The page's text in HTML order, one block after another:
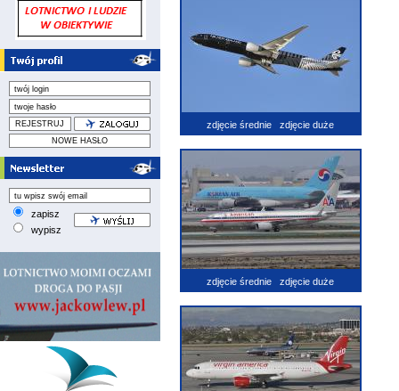
zapisz
wypisz
zdjęcie średnie zdjęcie duże
zdjęcie średnie zdjęcie duże